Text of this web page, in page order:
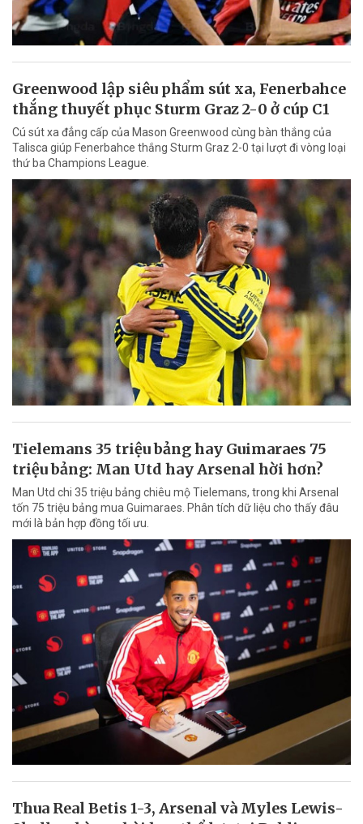
Greenwood lập siêu phẩm sút xa, Fenerbahce
thắng thuyết phục Sturm Graz 2-0 ở cúp C1
Cú sút xa đẳng cấp của Mason Greenwood cùng bàn thắng của
Talisca giúp Fenerbahce thắng Sturm Graz 2-0 tại lượt đi vòng loại
thứ ba Champions League.
Tielemans 35 triệu bảng hay Guimaraes 75
triệu bảng: Man Utd hay Arsenal hời hơn?
Man Utd chi 35 triệu bảng chiêu mộ Tielemans, trong khi Arsenal
tốn 75 triệu bảng mua Guimaraes. Phân tích dữ liệu cho thấy đâu
mới là bản hợp đồng tối ưu.
Thua Real Betis 1-3, Arsenal và Myles Lewis-